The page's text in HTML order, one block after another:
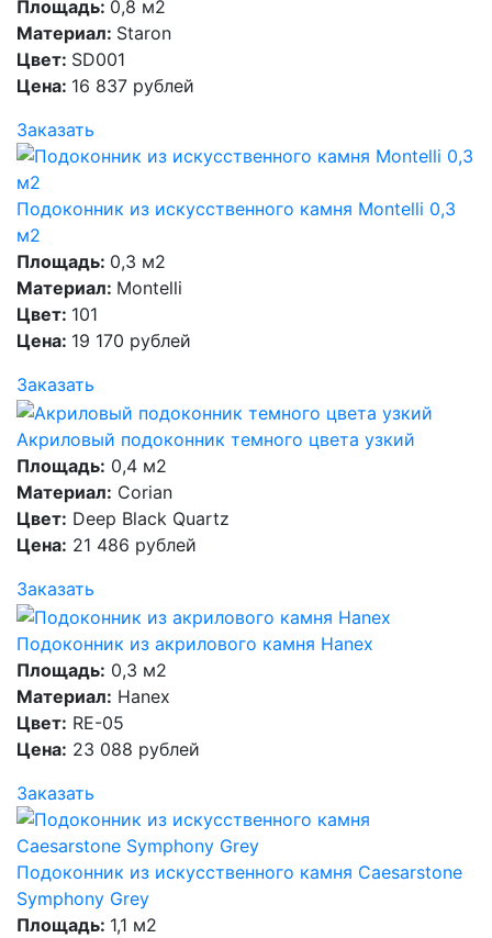
Площадь: 0,8 м2
Материал: Staron
Цвет: SD001
Цена: 16 837 рублей
Заказать
Подоконник из искусственного камня Montelli 0,3
м2
Площадь: 0,3 м2
Материал: Montelli
Цвет: 101
Цена: 19 170 рублей
Заказать
Акриловый подоконник темного цвета узкий
Площадь: 0,4 м2
Материал: Corian
Цвет: Deep Black Quartz
Цена: 21 486 рублей
Заказать
Подоконник из акрилового камня Hanex
Площадь: 0,3 м2
Материал: Hanex
Цвет: RE-05
Цена: 23 088 рублей
Заказать
Подоконник из искусственного камня Caesarstone
Symphony Grey
Площадь: 1,1 м2